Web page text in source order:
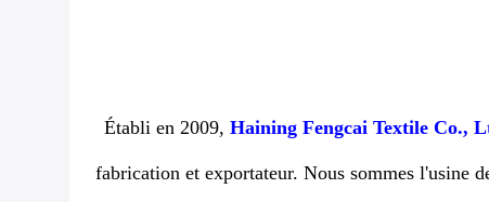
Établi en 2009, Haining Fengcai Textile Co.,
fabrication et exportateur. Nous sommes l'usine